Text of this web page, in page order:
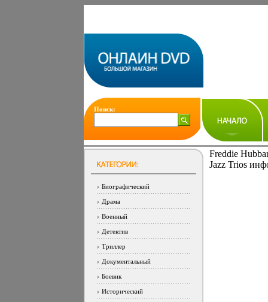
Поиск:
Биографический
Драма
Военный
Детектив
Триллер
Документальный
Боевик
Исторический
Freddie
Jazz Trios